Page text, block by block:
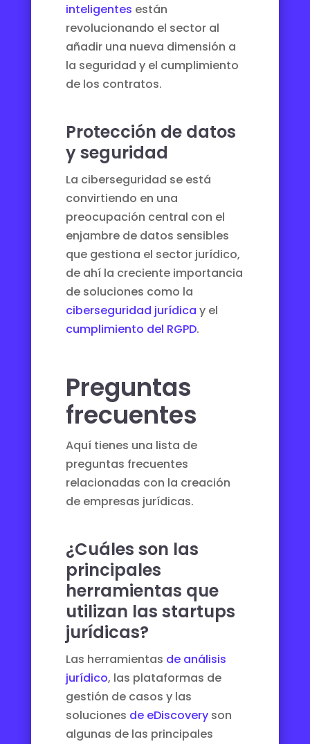
inteligentes están
revolucionando el sector al
añadir una nueva dimensión a
la seguridad y el cumplimiento
de los contratos.
Protección de datos
y seguridad
La ciberseguridad se está
convirtiendo en una
preocupación central con el
enjambre de datos sensibles
que gestiona el sector jurídico,
de ahí la creciente importancia
de soluciones como la
ciberseguridad jurídica y el
cumplimiento del RGPD.
Preguntas
frecuentes
Aquí tienes una lista de
preguntas frecuentes
relacionadas con la creación
de empresas jurídicas.
¿Cuáles son las
principales
herramientas que
utilizan las startups
jurídicas?
Las herramientas de análisis
jurídico, las plataformas de
gestión de casos y las
soluciones de eDiscoveryson
algunas de las principales